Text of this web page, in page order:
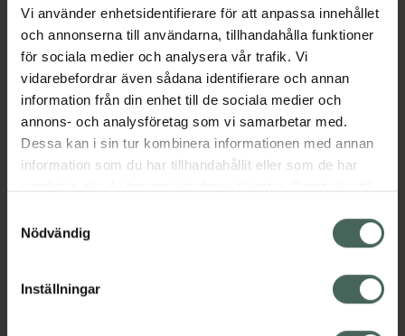
Vi använder enhetsidentifierare för att anpassa innehållet
och annonserna till användarna, tillhandahålla funktioner
för sociala medier och analysera vår trafik. Vi
vidarebefordrar även sådana identifierare och annan
information från din enhet till de sociala medier och
annons- och analysföretag som vi samarbetar med.
Dessa kan i sin tur kombinera informationen med annan
information som du har tillhandahållit eller som de har
återkalla ditt samtycke via webbplatsens
cookieinställningar. Ett återkallat samtycke påverkar inte
lagligheten av behandling som skett innan återkallelsen.
Nödvändig
Inställningar
Beskrivning Dölj
Läs alltid bipacksedeln innan
användning.
EAN:07046260460294
Visa